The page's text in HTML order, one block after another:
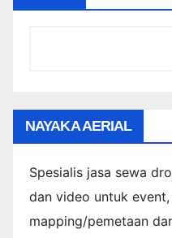
NAYAKA AERIAL
Spesialis jasa sewa
dan video untuk
mapping/pemetaan